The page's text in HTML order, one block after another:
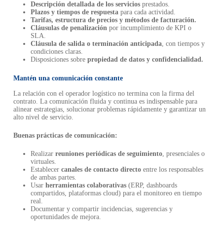
Descripción detallada de los serviciosprestados.
Plazos y tiempos de respuestapara cada actividad.
Tarifas, estructura de precios y métodos de facturación.
Cláusulas de penalizaciónpor incumplimiento de KPI o
SLA.
Cláusula de salida o terminación anticipada, con tiempos y
condiciones claras.
Disposiciones sobre propiedad de datos y confidencialidad.
Mantén una comunicación constante
La relación con el operador logístico no termina con la firma del
contrato. La comunicación fluida y continua es indispensable para
alinear estrategias, solucionar problemas rápidamente y garantizar un
alto nivel de servicio.
Buenas prácticas de comunicación:
Realizar reuniones periódicas de seguimiento, presenciales o
virtuales.
Establecer canales de contacto directoentre los responsables
de ambas partes.
Usar herramientas colaborativas(ERP, dashboards
compartidos, plataformas cloud) para el monitoreo en tiempo
real.
Documentar y compartir incidencias, sugerencias y
oportunidades de mejora.